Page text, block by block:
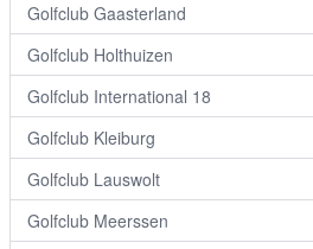
Golfclub Gaasterland
Golfclub Holthuizen
Golfclub International 18
Golfclub Kleiburg
Golfclub Lauswolt
Golfclub Meerssen